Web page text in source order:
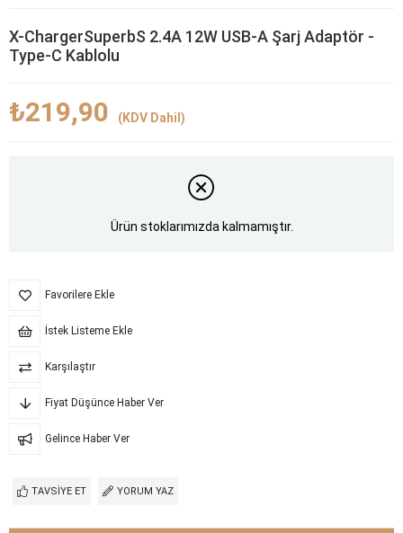
X-ChargerSuperbS 2.4A 12W USB-A Şarj Adaptör -
Type-C Kablolu
₺219,90 (KDV Dahil)
Ürün stoklarımızda kalmamıştır.
Favorilere Ekle
İstek Listeme Ekle
Karşılaştır
Fiyat Düşünce Haber Ver
Gelince Haber Ver
TAVSIYE ET YORUM YAZ